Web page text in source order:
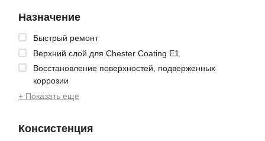
Назначение
Быстрый ремонт
Верхний слой для Chester Coating E1
Восстановление поверхностей, подверженных
коррозии
+ Показать еще
Консистенция